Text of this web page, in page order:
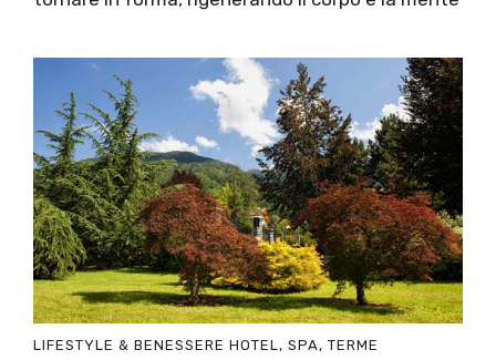
LIFESTYLE & BENESSERE HOTEL, SPA, TERME